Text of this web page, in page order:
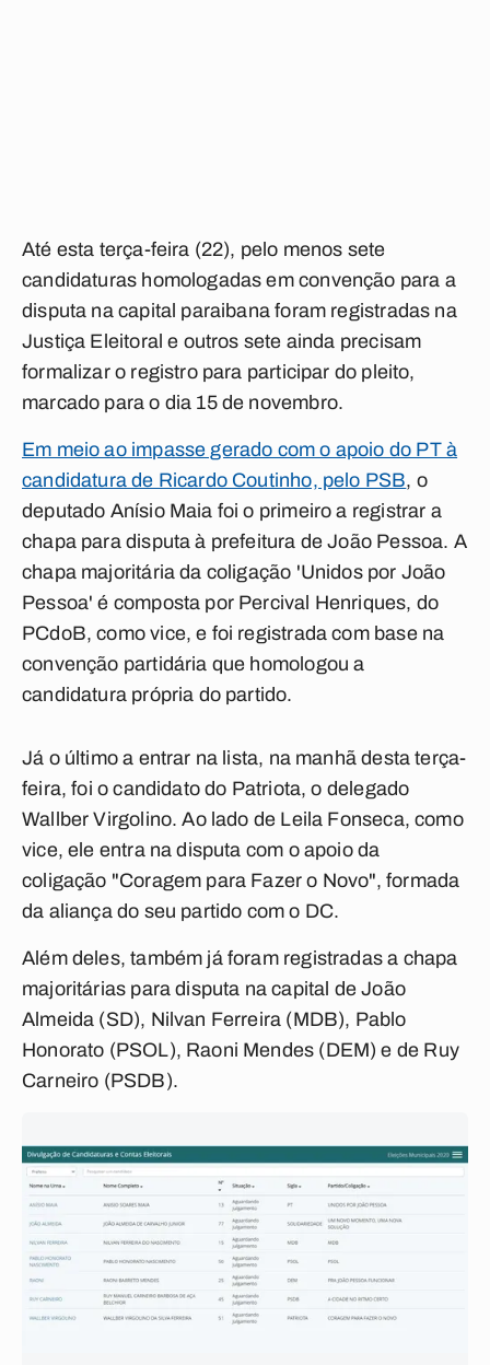
Até esta terça-feira (22), pelo menos sete
candidaturas homologadas em convenção para a
disputa na capital paraibana foram registradas na
Justiça Eleitoral e outros sete ainda precisam
formalizar o registro para participar do pleito,
marcado para o dia 15 de novembro.
Em meio ao impasse gerado com o apoio do PT à
candidatura de Ricardo Coutinho, pelo PSB, o
deputado Anísio Maia foi o primeiro a registrar a
chapa para disputa à prefeitura de João Pessoa. A
chapa majoritária da coligação 'Unidos por João
Pessoa' é composta por Percival Henriques, do
PCdoB, como vice, e foi registrada com base na
convenção partidária que homologou a
candidatura própria do partido.
Já o último a entrar na lista, na manhã desta terça-
feira, foi o candidato do Patriota, o delegado
Wallber Virgolino. Ao lado de Leila Fonseca, como
vice, ele entra na disputa com o apoio da
coligação "Coragem para Fazer o Novo", formada
da aliança do seu partido com o DC.
Além deles, também já foram registradas a chapa
majoritárias para disputa na capital de João
Almeida (SD), Nilvan Ferreira (MDB), Pablo
Honorato (PSOL), Raoni Mendes (DEM) e de Ruy
Carneiro (PSDB).